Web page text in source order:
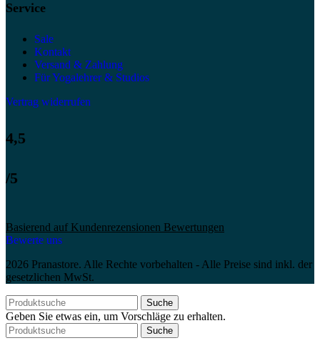
Service
Sale
Kontakt
Versand & Zahlung
Für Yogalehrer & Studios
Vertrag widerrufen
4,5
/5
Basierend auf Kundenrezensionen Bewertungen
Bewerte uns
2026 Pranastore. Alle Rechte vorbehalten - Alle Preise sind inkl. der
gesetzlichen MwSt.
Suche
Geben Sie etwas ein, um Vorschläge zu erhalten.
Suche